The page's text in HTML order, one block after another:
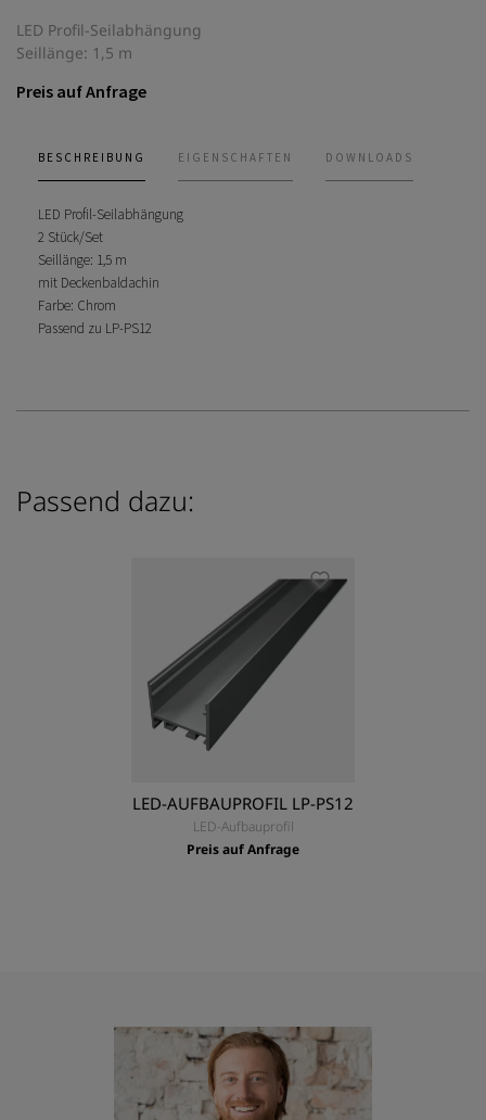
LED Profil-Seilabhängung
Seillänge: 1,5 m
Preis auf Anfrage
BESCHREIBUNG EIGENSCHAFTEN DOWNLOADS
LED Profil-Seilabhängung
2 Stück/Set
Seillänge: 1,5 m
mit Deckenbaldachin
Farbe: Chrom
Passend zu LP-PS12
Passend dazu:
LED-AUFBAUPROFIL LP-PS12
LED-Aufbauprofil
Preis auf Anfrage